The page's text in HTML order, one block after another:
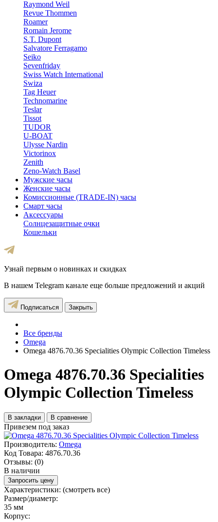
Raymond Weil
Revue Thommen
Roamer
Romain Jerome
S.T. Dupont
Salvatore Ferragamo
Seiko
Sevenfriday
Swiss Watch International
Swiza
Tag Heuer
Technomarine
Teslar
Tissot
TUDOR
U-BOAT
Ulysse Nardin
Victorinox
Zenith
Zeno-Watch Basel
Мужские часы
Женские часы
Комиссионные (TRADE-IN) часы
Смарт часы
Аксессуары
Солнцезащитные очки
Кошельки
Узнай первым о новинках и скидках
В нашем Telegram канале еще больше предложений и акций
Подписаться Закрыть
Все бренды
Omega
Omega 4876.70.36 Specialities Olympic Collection Timeless
Omega 4876.70.36 Specialities
Olympic Collection Timeless
В закладки В сравнение
Привезем под заказ
Производитель: Omega
Код Товара: 4876.70.36
Отзывы: (0)
В наличии
Запросить цену
Характеристики: (смотреть все)
Размер/диаметр:
35 мм
Корпус: